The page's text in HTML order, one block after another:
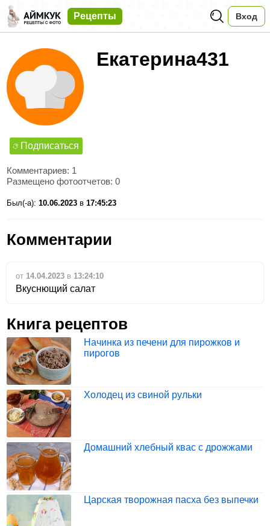
Рецепты Вход
Екатерина431
Подписаться
Комментариев: 1
Размещено фотоотчетов: 0
Был(-а):10.06.2023 в17:45:23
Комментарии
от 14.04.2023 в 13:24:10
Вкуснющий салат
Книга рецептов
Начинка из печени для пирожков и
пирогов
Холодец из свиной рульки
Домашний хлебный квас с дрожжами
Царская творожная пасха без выпечки